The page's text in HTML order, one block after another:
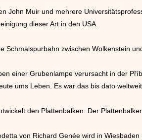
John Muir und mehrere
dieser Art in den USA.
Schmalspurbahn zwischen Wolkenstein
einer Grubenlampe verursacht in der
ums Leben. Es war das bis dato
den Plattenbalken. Der
von Richard Genée wird in Wiesbaden